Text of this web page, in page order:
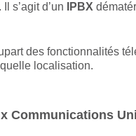
s’agit d’un
IPBX
des fonctionnalités
localisation.
Communications